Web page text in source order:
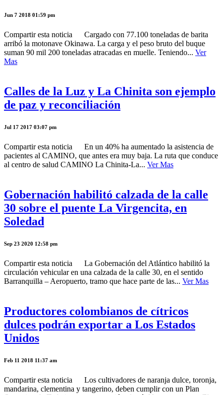
Jun 7 2018 01:59 pm
Compartir esta noticia Cargado con 77.100 toneladas de barita
arribó la motonave Okinawa. La carga y el peso bruto del buque
suman 90 mil 200 toneladas atracadas en muelle. Teniendo... Ver
Mas
Calles de la Luz y La Chinita son ejemplo
de paz y reconciliación
Jul 17 2017 03:07 pm
Compartir esta noticia En un 40% ha aumentado la asistencia de
pacientes al CAMINO, que antes era muy baja. La ruta que conduce
al centro de salud CAMINO La Chinita-La... Ver Mas
Gobernación habilitó calzada de la calle
30 sobre el puente La Virgencita, en
Soledad
Sep 23 2020 12:58 pm
Compartir esta noticia La Gobernación del Atlántico habilitó la
circulación vehicular en una calzada de la calle 30, en el sentido
Barranquilla – Aeropuerto, tramo que hace parte de las... Ver Mas
Productores colombianos de cítricos
dulces podrán exportar a Los Estados
Unidos
Feb 11 2018 11:37 am
Compartir esta noticia Los cultivadores de naranja dulce, toronja,
mandarina, clementina y tangerino, deben cumplir con un Plan